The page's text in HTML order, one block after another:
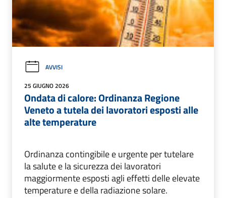
AVVISI
25 GIUGNO 2026
Ondata di calore: Ordinanza Regione
Veneto a tutela dei lavoratori esposti alle
alte temperature
Ordinanza contingibile e urgente per tutelare
la salute e la sicurezza dei lavoratori
maggiormente esposti agli effetti delle elevate
temperature e della radiazione solare.